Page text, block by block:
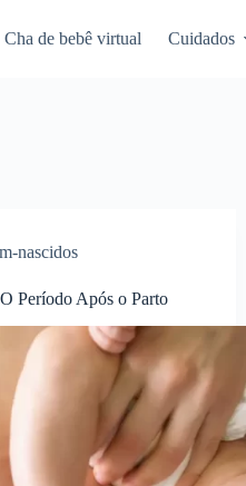
Cha de bebê virtual Cuidados
nascidos
Período Após o Parto